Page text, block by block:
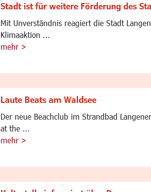
Stadt ist für weitere Förderung des
Mit Unverständnis reagiert die Stadt
Klimaaktion ...
mehr >
Laute Beats am Waldsee
Der neue Beachclub im Strandbad
at the ...
mehr >